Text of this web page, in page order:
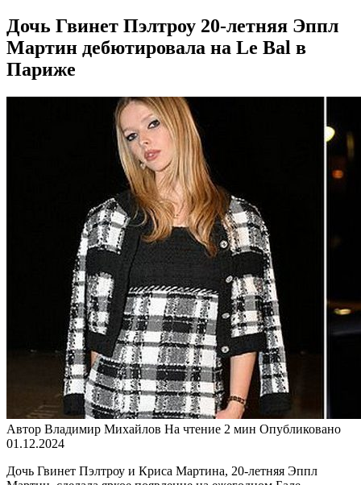
Дочь Гвинет Пэлтроу 20-летняя Эппл
Мартин дебютировала на Le Bal в
Париже
Автор Владимир Михайлов На чтение 2 мин Опубликовано
01.12.2024
Дочь Гвинет Пэлтроу и Криса Мартина, 20-летняя Эппл